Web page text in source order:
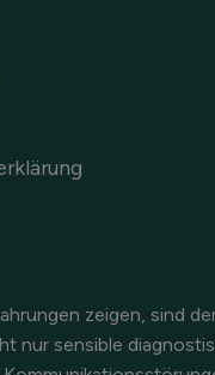
zeigen, sind
nur sensible